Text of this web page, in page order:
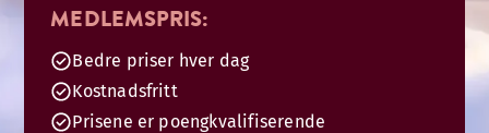
MEDLEMSPRIS:
Bedre priser hver dag
Kostnadsfritt
Prisene er poengkvalifiserende